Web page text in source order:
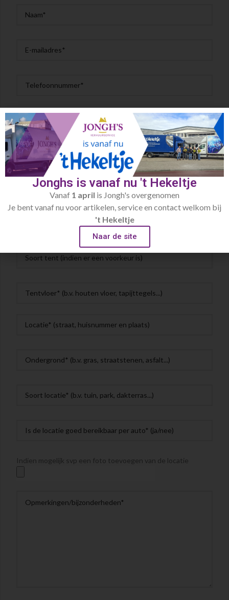
Indien mogelijk svp een foto toevoegen van de locatie
Jonghs is vanaf nu 't Hekeltje
Vanaf 1 april is Jongh's overgenomen
Je bent vanaf nu voor artikelen, service en contact welkom bij
't Hekeltje
Naar de site